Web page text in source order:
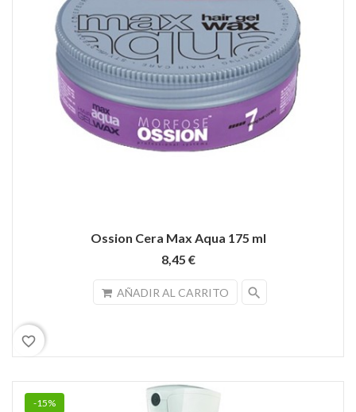
Ossion Cera Max Aqua 175 ml
8,45 €
AÑADIR AL CARRITO search
favorite_border
-15%